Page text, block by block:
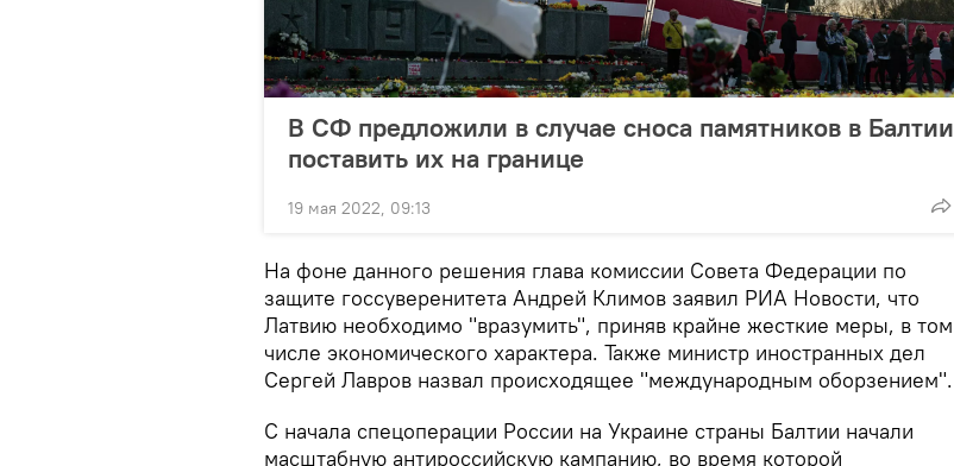
В СФ предложили в случае сноса памятников в Балтии
поставить их на границе
19 мая 2022, 09:13
На фоне данного решения глава комиссии Совета Федерации по
защите госсуверенитета Андрей Климов заявил РИА Новости, что
Латвию необходимо "вразумить", приняв крайне жесткие меры, в том
числе экономического характера. Также министр иностранных дел
Сергей Лавров назвал происходящее "международным оборзением".
С начала спецоперации России на Украине страны Балтии начали
масштабную антироссийскую кампанию, во время которой